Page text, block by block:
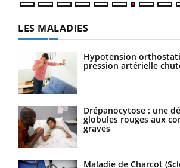
LES MALADIES
Hypotension
pression artérielle
Drépanocytose : une
globules rouges aux
graves
Maladie de Charcot